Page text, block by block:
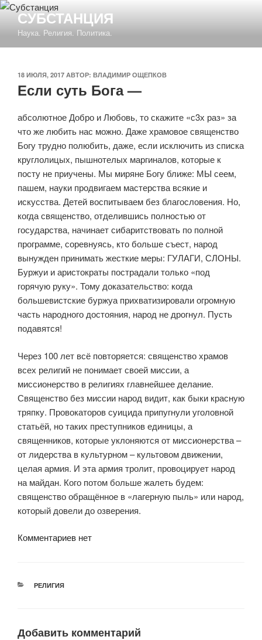
Перейти
содержимому
СУБСТАНЦИЯ
Наука. Религия. Политика.
ОПУБЛИКОВАНО
18 ИЮЛЯ, 2017 АВТОР: ВЛАДИМИР ОЩЕПКОВ
Если суть Бога —
абсолютное Добро и Любовь, то скажите «с3х раз» за
что же любить нас можно. Даже храмовое священство
Богу трудно полюбить, даже, если исключить из списка
круглолицых, пышнотелых маргиналов, которые к
посту не приучены. Мы миряне Богу ближе: МЫ сеем,
пашем, науки продвигаем мастерства всякие и
искусства. Детей воспитываем без благословения. Но,
когда священство, отделившись полностью от
государства, начинает сибаритствовать по полной
программе, соревнуясь, кто больше съест, народ
вынужден принимать жесткие меры: ГУЛАГИ, СЛОНЫ.
Буржуи и аристократы пострадали только «под
горячую руку». Тому доказательство: когда
большевистские буржуа прихватизировали огромную
часть народного достояния, народ не дрогнул. Пусть
подавятся!
Через 100 лет всё повторяется: священство храмов
всех религий не понимает своей миссии, а
миссионерство в религиях главнейшее делание.
Священство без миссии народ видит, как быки красную
тряпку. Провокаторов суицида припугнули уголовной
статьёй, но таких преступников единицы, а
священников, которые уклоняются от миссионерства –
от лидерства в культурном – культовом движении,
целая армия. И эта армия тролит, провоцирует народ
на майдан. Кого потом больше жалеть будем:
священство обращённое в «лагерную пыль» или народ,
который довели до озверения.
Комментариев нет
РУБРИКИ
РЕЛИГИЯ
Добавить комментарий